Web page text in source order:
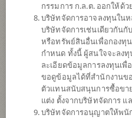
ความเสี่ยงสูง
6
ตั้งแต่ต้นปี
-4.97%
วันที่ 5 สิงหาคม 2569
กรรมการ ก.ล.ต. ออกให้ด้ว
บริษัทจัดการอาจลงทุนใน
บริษัทจัดการเช่นเดียวกัน
หรือทรัพย์สินอื่นเพื่อกองทุ
กำหนด ทั้งนี้ ผู้สนใจจะลง
ละเอียดข้อมูลการลงทุนเ
ขอดูข้อมูลได้ที่สำนักงานข
ตัวแทนสนับสนุนการซื้อขา
แต่ง ตั้งจากบริษัทจัดการ
บริษัทจัดการอนุญาตให้พนั